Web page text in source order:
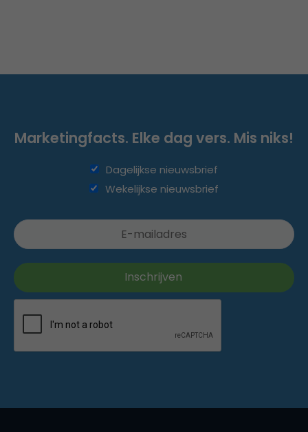
Marketingfacts. Elke dag vers. Mis niks!
Dagelijkse nieuwsbrief
Wekelijkse nieuwsbrief